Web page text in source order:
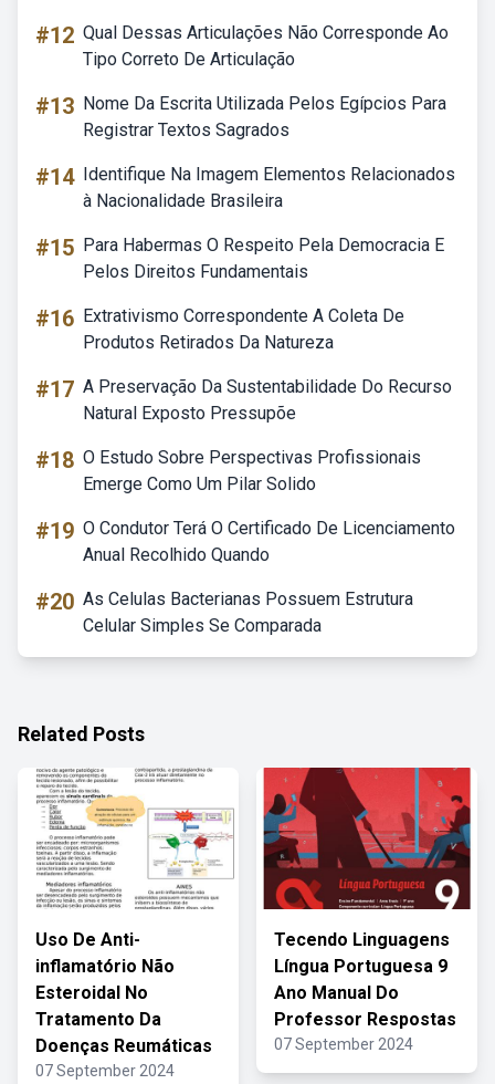
#12 Qual Dessas Articulações Não Corresponde Ao
Tipo Correto De Articulação
#13 Nome Da Escrita Utilizada Pelos Egípcios Para
Registrar Textos Sagrados
#14 Identifique Na Imagem Elementos Relacionados
à Nacionalidade Brasileira
#15 Para Habermas O Respeito Pela Democracia E
Pelos Direitos Fundamentais
#16 Extrativismo Correspondente A Coleta De
Produtos Retirados Da Natureza
#17 A Preservação Da Sustentabilidade Do Recurso
Natural Exposto Pressupõe
#18 O Estudo Sobre Perspectivas Profissionais
Emerge Como Um Pilar Solido
#19 O Condutor Terá O Certificado De Licenciamento
Anual Recolhido Quando
#20 As Celulas Bacterianas Possuem Estrutura
Celular Simples Se Comparada
Related Posts
Uso De Anti-
inflamatório Não
Esteroidal No
Tratamento Da
Doenças Reumáticas
07 September 2024
Tecendo Linguagens
Língua Portuguesa 9
Ano Manual Do
Professor Respostas
07 September 2024